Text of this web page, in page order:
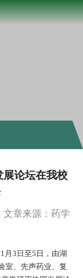
展论坛在我校
文章来源：药学
月3日至5日，由湖
室、先声药业、复